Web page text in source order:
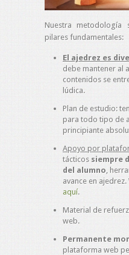
Nuestra metodología
pilares fundamentales:
El ajedrez es
debe mantener al
contenidos se
lúdica.
Plan de estudio:
para todo tipo de
principiante
Apoyo por
tácticos siempre
del alumno ,
avance en
aquí.
Material de
web.
Permanente
plataforma web